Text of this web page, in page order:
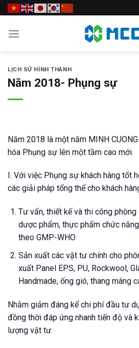
Skip
to
content
LỊCH SỬ HÌNH THÀNH
Năm 2018- Phụng sự
Năm 2018 là một năm MINH
hóa Phụng sự lên một tầm cao mới.
I. Với việc Phụng sự khách hàng tốt
các giải pháp tổng thể cho khách
Tư vấn, thiết kế và thi công
dược phẩm, thực phẩm chức
theo GMP-WHO
Sản xuất các vật tư chính cho
xuất Panel EPS, PU, Rockwool,
Handmade, ống gió, thang máng
Nhằm giảm đáng kể chi phí đầu tư
đồng thời đáp ứng nhanh tiến độ và
lượng vật tư